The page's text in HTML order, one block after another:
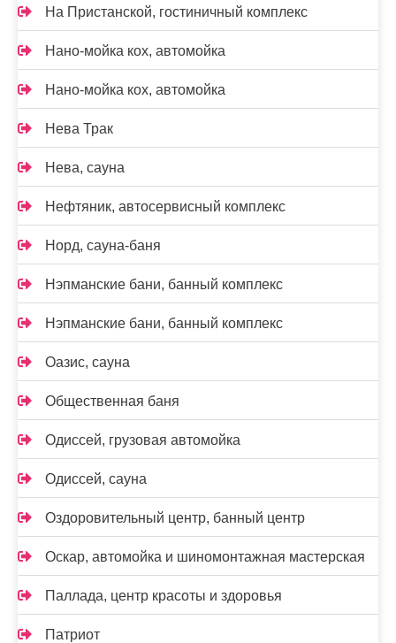
На Пристанской, гостиничный комплекс
Нано-мойка кох, автомойка
Нано-мойка кох, автомойка
Нева Трак
Нева, сауна
Нефтяник, автосервисный комплекс
Норд, сауна-баня
Нэпманские бани, банный комплекс
Нэпманские бани, банный комплекс
Оазис, сауна
Общественная баня
Одиссей, грузовая автомойка
Одиссей, сауна
Оздоровительный центр, банный центр
Оскар, автомойка и шиномонтажная мастерская
Паллада, центр красоты и здоровья
Патриот